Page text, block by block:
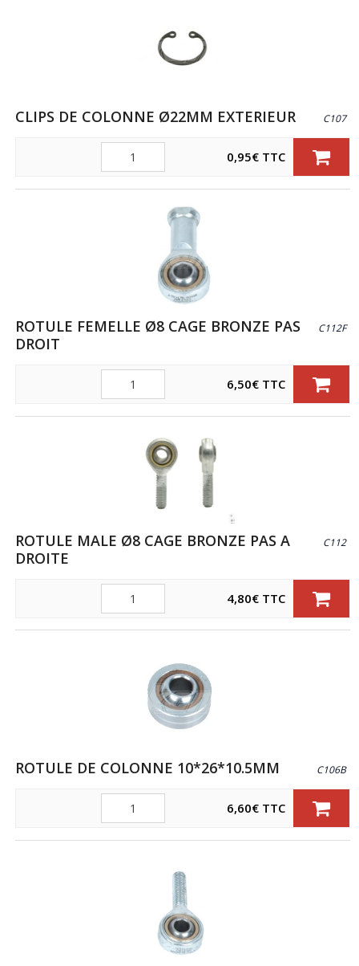
CLIPS DE COLONNE Ø22MM EXTERIEUR C107
Quantité 0,95€ TTC
ROTULE FEMELLE Ø8 CAGE BRONZE PAS
DROIT
C112F
Quantité 6,50€ TTC
ROTULE MALE Ø8 CAGE BRONZE PAS A
DROITE
C112
4,80€ TTC
ROTULE DE COLONNE 10*26*10.5MM C106B
6,60€ TTC